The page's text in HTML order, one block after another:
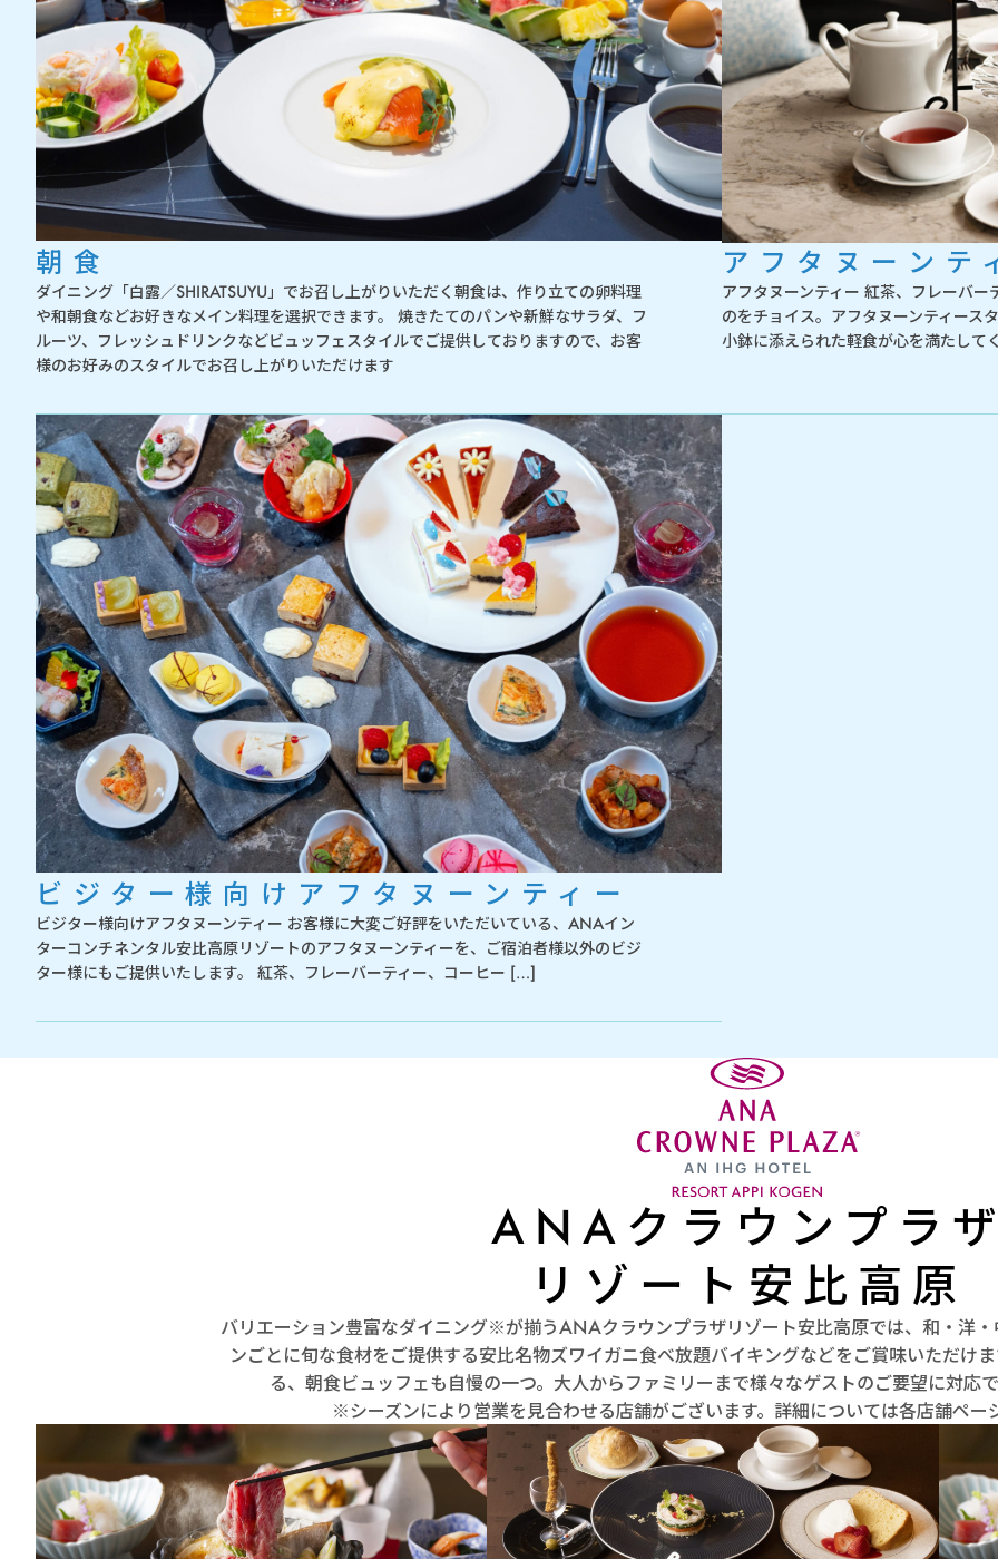
朝食
ダイニング「白露／SHIRATSUYU」でお召し上がりいただく朝食は、作り立ての卵料理
や和朝食などお好きなメイン料理を選択できます。 焼きたてのパンや新鮮なサラダ、フ
ルーツ、フレッシュドリンクなどビュッフェスタイルでご提供しておりますので、お客
様のお好みのスタイルでお召し上がりいただけます
アフタヌーンテ
アフタヌーンティー 紅茶、フレーバ
のをチョイス。アフタヌーンティース
小鉢に添えられた軽食が心を満たし
ビジター様向けアフタヌーンティー
ビジター様向けアフタヌーンティー お客様に大変ご好評をいただいている、ANAイン
ターコンチネンタル安比高原リゾートのアフタヌーンティーを、ご宿泊者様以外のビジ
ター様にもご提供いたします。 紅茶、フレーバーティー、コーヒー […]
ANAクラウンプラ
リゾート安比高原
バリエーション豊富なダイニング※が揃うANAクラウンプラザリゾート安比高原では、和・洋
ンごとに旬な食材をご提供する安比名物ズワイガニ食べ放題バイキングなどをご賞味いただけ
る、朝食ビュッフェも自慢の一つ。大人からファミリーまで様々なゲストのご要望に対応
※シーズンにより営業を見合わせる店舗がございます。詳細については各店舗ペー